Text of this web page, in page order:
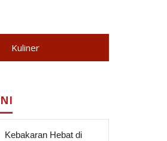
Kuliner
Kebakaran Hebat di